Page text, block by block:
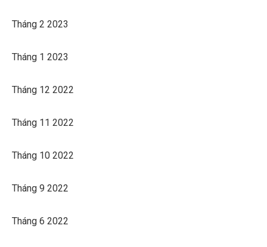
Tháng 2 2023
Tháng 1 2023
Tháng 12 2022
Tháng 11 2022
Tháng 10 2022
Tháng 9 2022
Tháng 6 2022